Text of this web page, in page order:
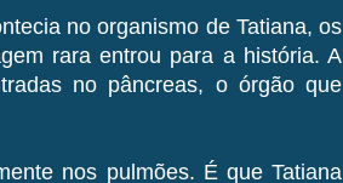
no organismo de Tatiana, os
rara entrou para a história. A
no pâncreas, o órgão que
nos pulmões. É que Tatiana